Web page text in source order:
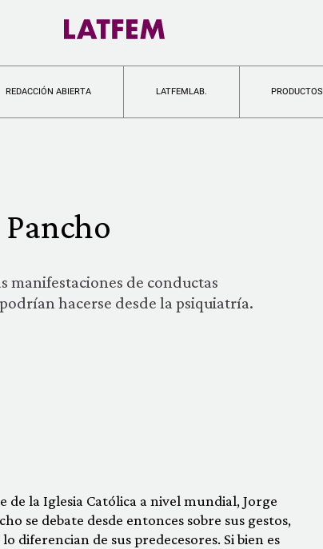
REDACCIÓN ABIERTA LATFEMLAB. PRODUCTOS
manifestaciones de conductas
hacerse desde la psiquiatría.
la Iglesia Católica a nivel mundial, Jorge
se debate desde entonces sobre sus gestos,
diferencian de sus predecesores. Si bien es